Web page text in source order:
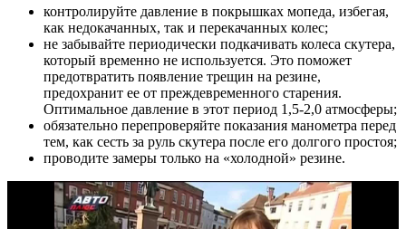
контролируйте давление в покрышках мопеда, избегая,
как недокачанных, так и перекачанных колес;
не забывайте периодически подкачивать колеса скутера,
который временно не используется. Это поможет
предотвратить появление трещин на резине,
предохранит ее от преждевременного старения.
Оптимальное давление в этот период 1,5-2,0 атмосферы;
обязательно перепроверяйте показания манометра перед
тем, как сесть за руль скутера после его долгого простоя;
проводите замеры только на «холодной» резине.